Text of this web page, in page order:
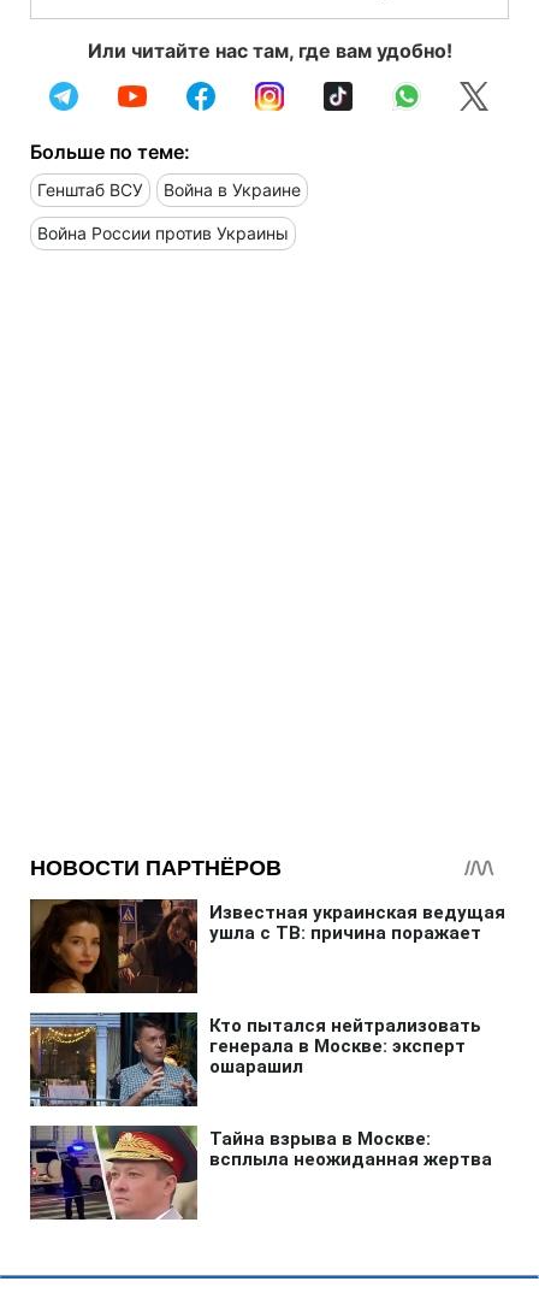
Или читайте нас там, где вам удобно!
Больше по теме:
Генштаб ВСУ Война в Украине
Война России против Украины